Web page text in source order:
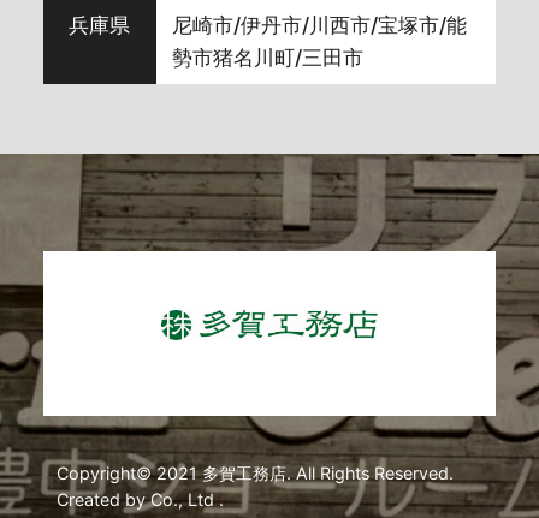
2024年4月(5)
2024年3月(9)
2024年2月 (8)
2024年1月(5)
2023年12月
2023年11月
2023年10月 (7)
兵庫県
尼崎市/伊丹市/川西市/宝塚市/能
勢市猪名川町/三田市
Copyright© 2021 多賀工務店. All Rights Reserved.
Created by Co., Ltd .